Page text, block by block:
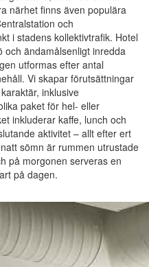
närhet finns även populära
och
i stadens kollektivtrafik. Hotel
och ändamålsenligt inredda
utformas efter antal
Vi skapar förutsättningar
inklusive
paket för hel- eller
inkluderar kaffe, lunch och
aktivitet – allt efter ert
sömn är rummen utrustade
på morgonen serveras en
på dagen.